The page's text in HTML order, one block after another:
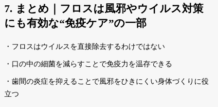
7. まとめ｜フロスは風邪やウイルス対策
にも有効な“免疫ケア”の一部
・フロスはウイルスを直接除去するわけではない
・口の中の細菌を減らすことで免疫力を温存できる
・歯間の炎症を抑えることで風邪をひきにくい身体づくりに役
立つ